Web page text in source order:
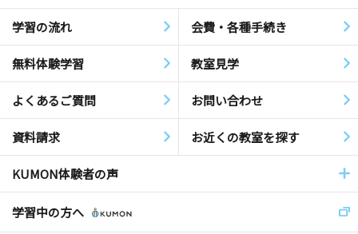
学習の流れ 会費・各種手続き
無料体験学習 教室見学
よくあるご質問 お問い合わせ
資料請求 お近くの教室を探す
KUMON体験者の声
学習中の方へ